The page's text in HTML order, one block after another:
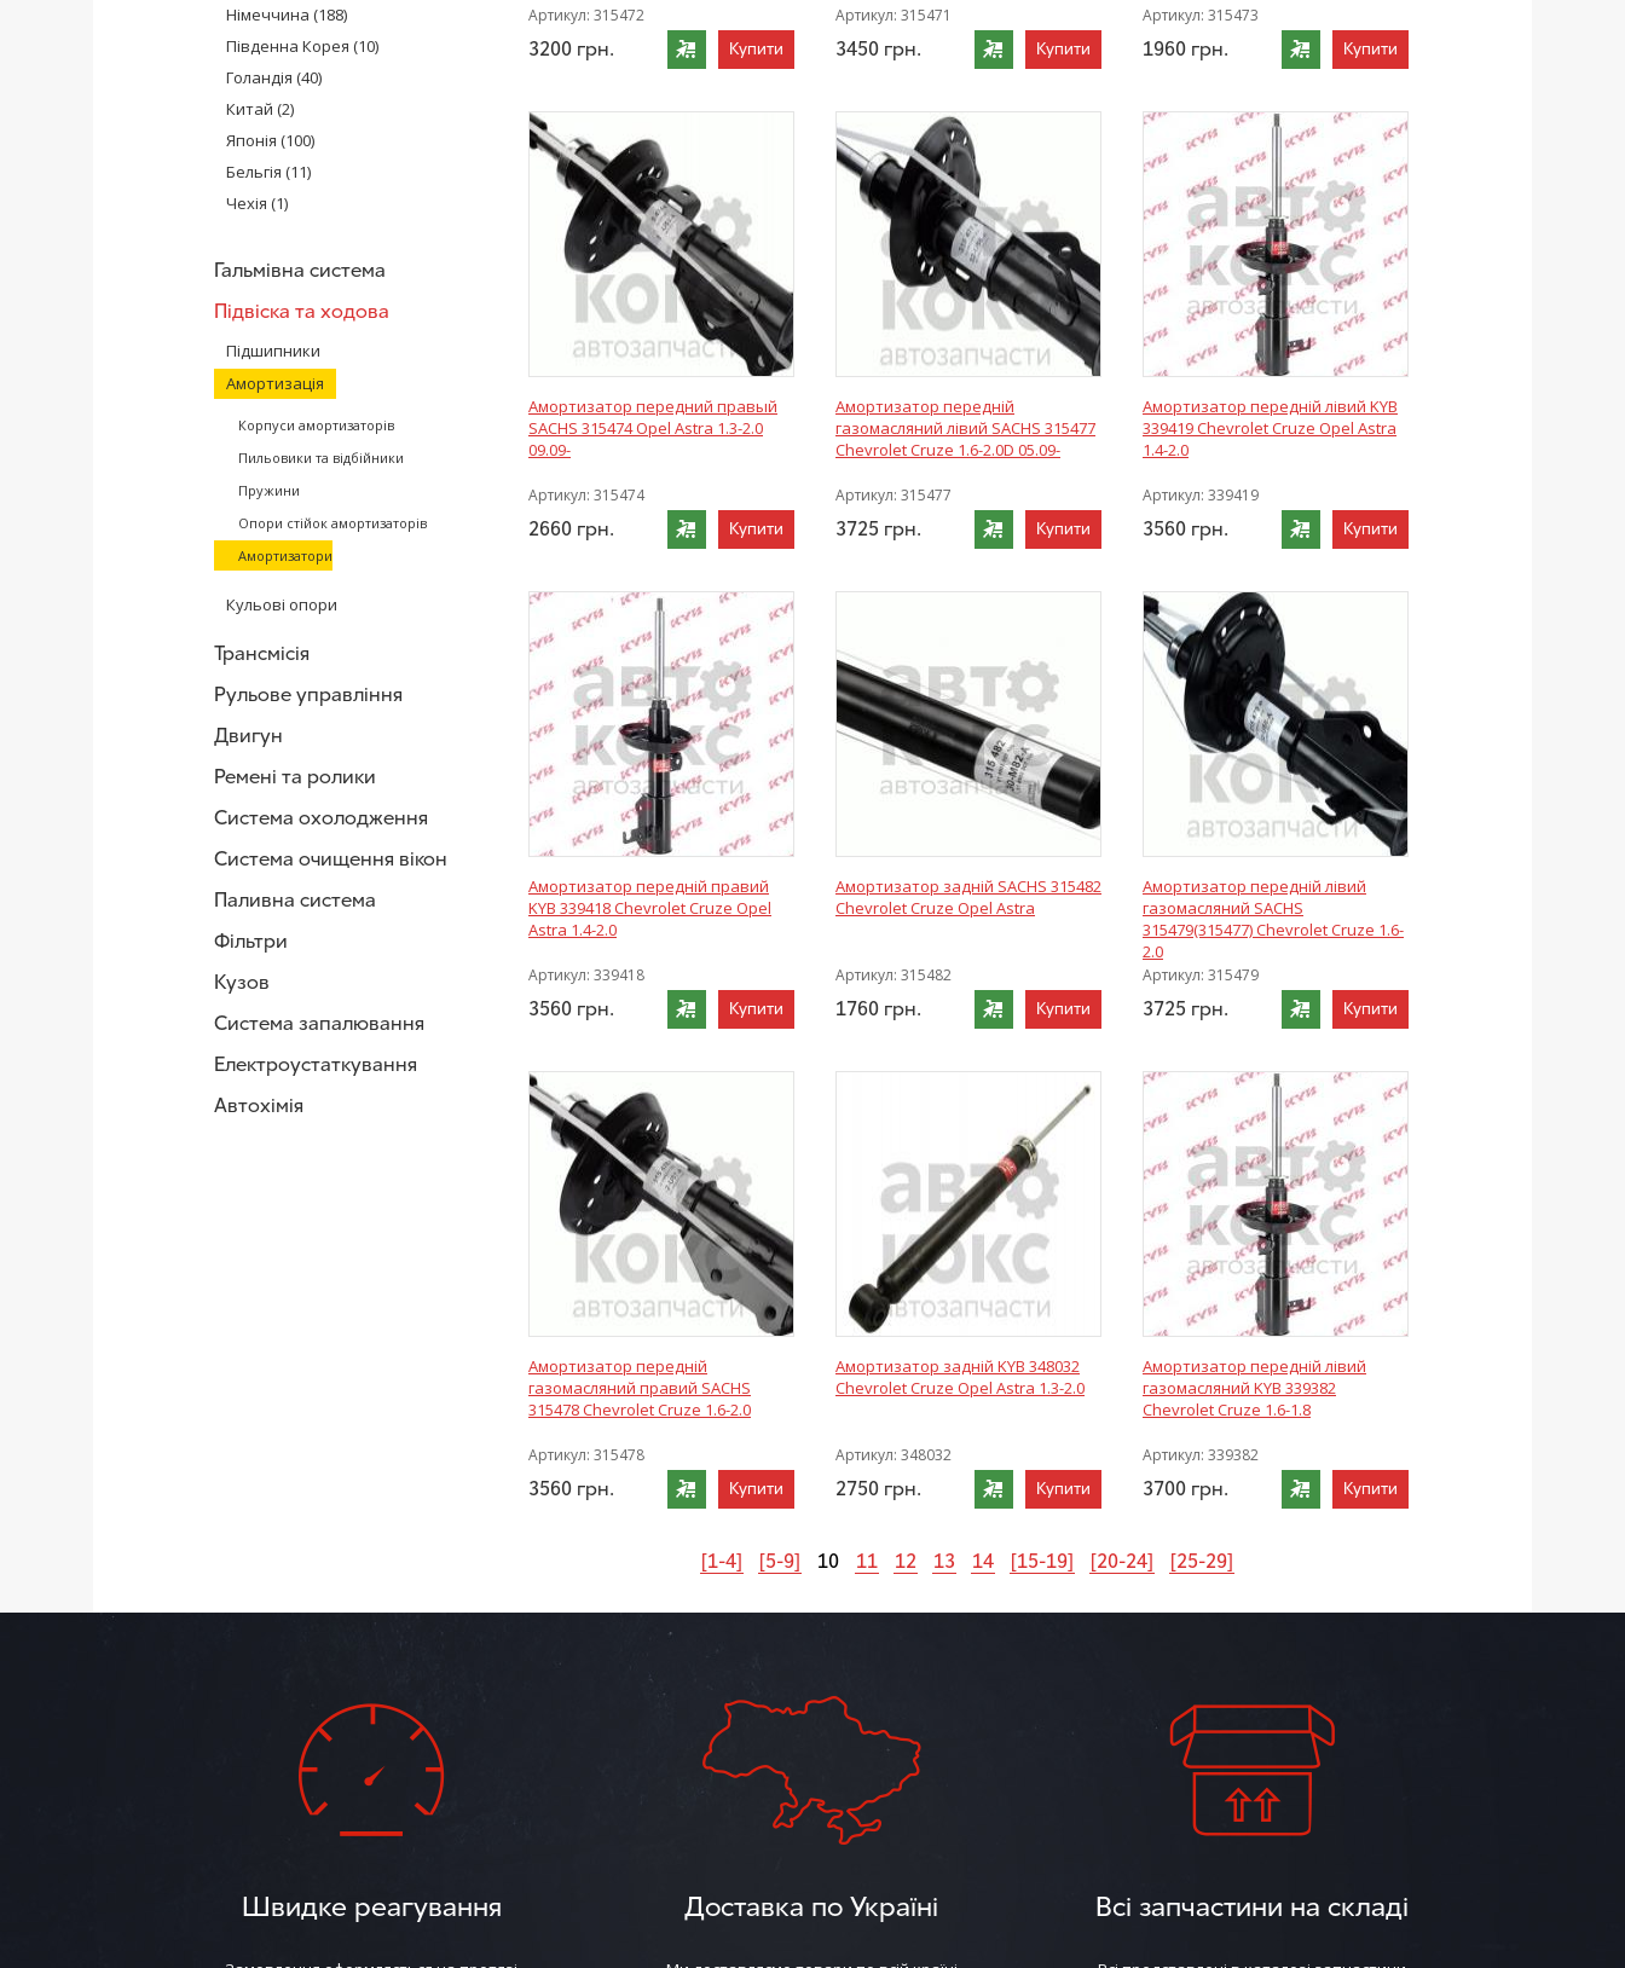
Magnum Technology
SATO tech(21)
KOREASTAR(1)
Optimal(5)
Німеччина (188)
Південна Корея (10)
Голандія (40)
Китай (2)
Японія (100)
Бельгія (11)
Чехія (1)
Гальмівна система
Підвіска та ходова
Підшипники
Амортизація
Корпуси амортизаторів
Пильовики та відбійники
Пружини
Опори стійок амортизаторів
Амортизатори
Кульові опори
Трансмісія
Рульове управління
Двигун
Ремені та ролики
Система охолодження
Система очищення вікон
Паливна система
Фільтри
Кузов
Система запалювання
Електроустаткування
Автохімія
Артикул: 315472
3200 грн. Купити
Артикул: 315471
3450 грн. Купити
Артикул: 315473
1960 грн. Купити
Амортизатор передний правый
SACHS 315474 Opel Astra 1.3-2.0
09.09-
Артикул: 315474
2660 грн. Купити
Амортизатор передній
газомасляний лівий SACHS 315477
Chevrolet Cruze 1.6-2.0D 05.09-
Артикул: 315477
3725 грн. Купити
Амортизатор передній лівий KYB
339419 Chevrolet Cruze Opel Astra
1.4-2.0
Артикул: 339419
3560 грн. Купити
Амортизатор передній правий
KYB 339418 Chevrolet Cruze Opel
Astra 1.4-2.0
Артикул: 339418
3560 грн. Купити
Амортизатор задній SACHS 315482
Chevrolet Cruze Opel Astra
Артикул: 315482
1760 грн. Купити
Амортизатор передній лівий
газомасляний SACHS
315479(315477) Chevrolet Cruze 1.6-
2.0
Артикул: 315479
3725 грн. Купити
Амортизатор передній
газомасляний правий SACHS
315478 Chevrolet Cruze 1.6-2.0
Артикул: 315478
3560 грн. Купити
Амортизатор задній KYB 348032
Chevrolet Cruze Opel Astra 1.3-2.0
Артикул: 348032
2750 грн. Купити
Амортизатор передній лівий
газомасляний KYB 339382
Chevrolet Cruze 1.6-1.8
Артикул: 339382
3700 грн. Купити
[1-4] [5-9] 10 11 12 13 14 [15-19] [20-24] [25-29]
Швидке реагування Доставка по Україні Всі запчастини на складі